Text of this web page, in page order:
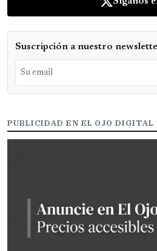
Suscripción a nuestro
PUBLICIDAD EN EL OJO DIGITAL